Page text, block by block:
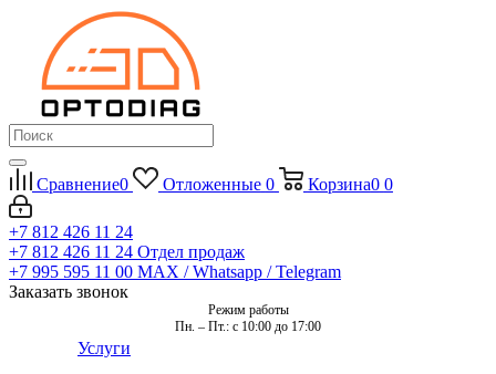
Сравнение0 Отложенные 0 Корзина0 0
+7 812 426 11 24
+7 812 426 11 24 Отдел продаж
+7 995 595 11 00 MAX / Whatsapp / Telegram
Заказать звонок
Режим работы
Пн. – Пт.: с 10:00 до 17:00
Услуги